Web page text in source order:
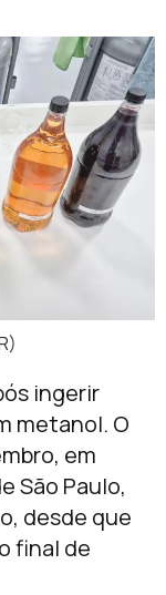
ingerir
metanol. O
em
São Paulo,
desde que
final de